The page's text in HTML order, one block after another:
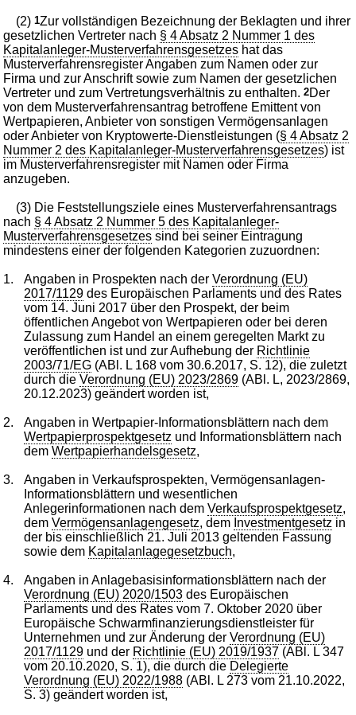
(2)1Zur vollständigen Bezeichnung der Beklagten und ihrer
gesetzlichen Vertreter nach § 4 Absatz 2 Nummer 1 des
Kapitalanleger-Musterverfahrensgesetzes hat das
Musterverfahrensregister Angaben zum Namen oder zur
Firma und zur Anschrift sowie zum Namen der gesetzlichen
Vertreter und zum Vertretungsverhältnis zu enthalten.2Der
von dem Musterverfahrensantrag betroffene Emittent von
Wertpapieren, Anbieter von sonstigen Vermögensanlagen
oder Anbieter von Kryptowerte-Dienstleistungen (§ 4 Absatz 2
Nummer 2 des Kapitalanleger-Musterverfahrensgesetzes) ist
im Musterverfahrensregister mit Namen oder Firma
anzugeben.
(3) Die Feststellungsziele eines Musterverfahrensantrags
nach § 4 Absatz 2 Nummer 5 des Kapitalanleger-
Musterverfahrensgesetzes sind bei seiner Eintragung
mindestens einer der folgenden Kategorien zuzuordnen:
1. Angaben in Prospekten nach derVerordnung (EU)
2017/1129 des Europäischen Parlaments und des Rates
vom 14. Juni 2017 über den Prospekt, der beim
öffentlichen Angebot von Wertpapieren oder bei deren
Zulassung zum Handel an einem geregelten Markt zu
veröffentlichen ist und zur Aufhebung der Richtlinie
2003/71/EG (ABl. L 168 vom 30.6.2017, S. 12), die zuletzt
durch dieVerordnung (EU) 2023/2869 (ABl. L, 2023/2869,
20.12.2023) geändert worden ist,
2.
Angaben in Wertpapier-Informationsblättern nach dem
Wertpapierprospektgesetz und Informationsblättern nach
demWertpapierhandelsgesetz,
3.
Angaben in Verkaufsprospekten, Vermögensanlagen-
Informationsblättern und wesentlichen
Anlegerinformationen nach demVerkaufsprospektgesetz,
demVermögensanlagengesetz, dem Investmentgesetz in
der bis einschließlich 21. Juli 2013 geltenden Fassung
sowie dem Kapitalanlagegesetzbuch,
4.
Angaben in Anlagebasisinformationsblättern nach der
Verordnung (EU) 2020/1503 des Europäischen
Parlaments und des Rates vom 7. Oktober 2020 über
Europäische Schwarmfinanzierungsdienstleister für
Unternehmen und zur Änderung derVerordnung (EU)
2017/1129 und der Richtlinie (EU) 2019/1937 (ABl. L 347
vom 20.10.2020, S. 1), die durch die Delegierte
Verordnung (EU) 2022/1988 (ABl. L 273 vom 21.10.2022,
S. 3) geändert worden ist,